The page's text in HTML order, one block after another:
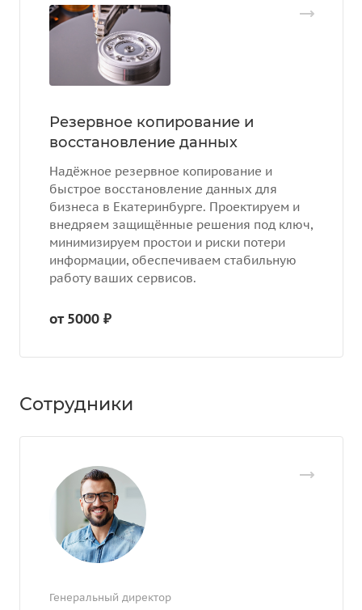
Резервное копирование и
восстановление данных
Надёжное резервное копирование и
быстрое восстановление данных для
бизнеса в Екатеринбурге. Проектируем и
внедряем защищённые решения под ключ,
минимизируем простои и риски потери
информации, обеспечиваем стабильную
работу ваших сервисов.
от 5000 ₽
Сотрудники
Генеральный директор